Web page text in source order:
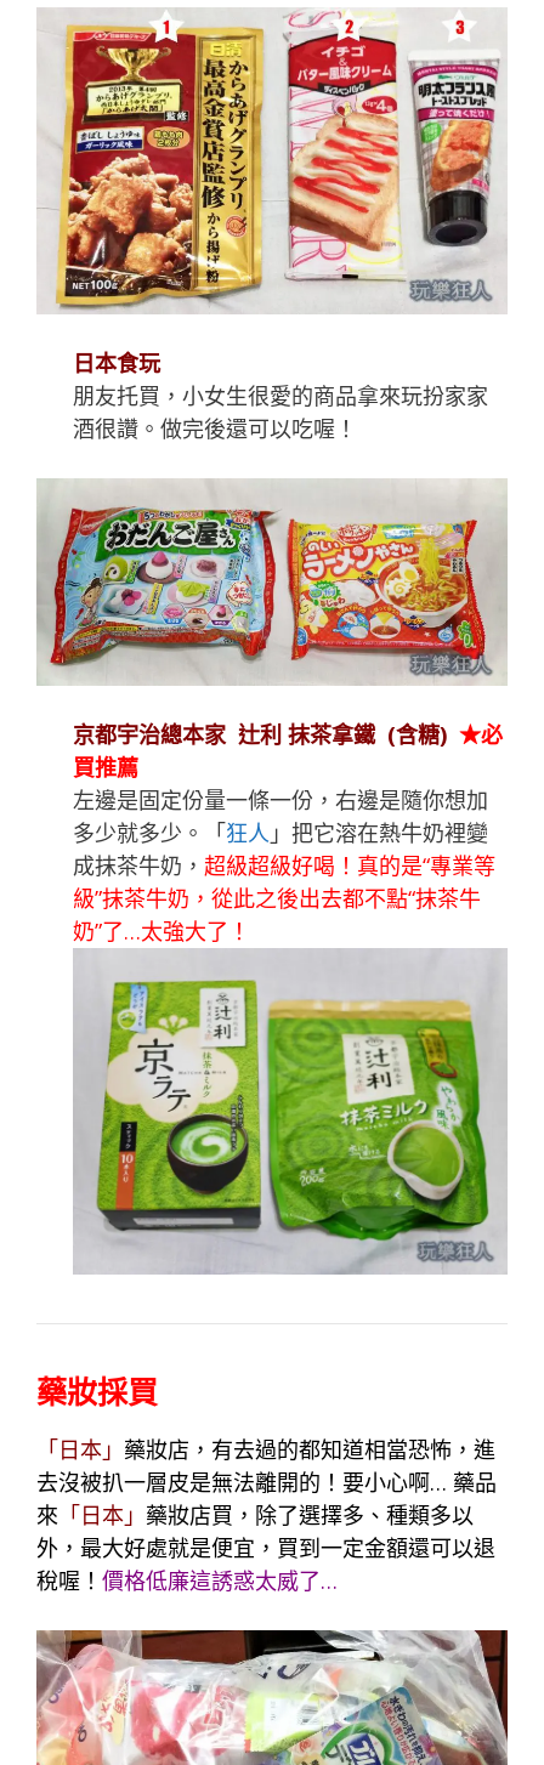
日本食玩
朋友托買，小女生很愛的商品拿來玩扮家家
酒很讚。做完後還可以吃喔！
京都宇治總本家 辻利 抹茶拿鐵 (含糖) ★必
買推薦
左邊是固定份量一條一份，右邊是隨你想加
多少就多少。「狂人 」把它溶在熱牛奶裡變
成抹茶牛奶， 超級超級好喝！真的是“專業等
級”抹茶牛奶，從此之後出去都不點“抹茶牛
奶”了…太強大了！
藥妝採買
「日本」 藥妝店，有去過的都知道相當恐怖，進
去沒被扒一層皮是無法離開的！要小心啊… 藥品
來 「日本」 藥妝店買，除了選擇多、種類多以
外，最大好處就是便宜，買到一定金額還可以退
稅喔！ 價格低廉這誘惑太威了…